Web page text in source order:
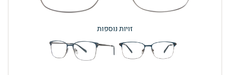
זויות נוספות